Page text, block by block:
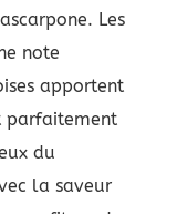
Les
note
apportent
parfaitement
du
la saveur